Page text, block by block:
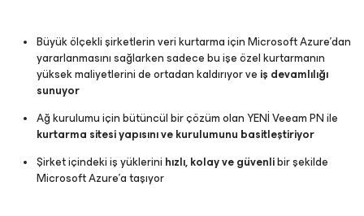
Büyük ölçekli şirketlerin veri kurtarma için Microsoft Azure’dan
yararlanmasını sağlarken sadece bu işe özel kurtarmanın
yüksek maliyetlerini de ortadan kaldırıyor ve iş devamlılığı
sunuyor
Ağ kurulumu için bütüncül bir çözüm olan YENİ Veeam PN ile
kurtarma sitesi yapısını ve kurulumunu basitleştiriyor
Şirket içindeki iş yüklerini hızlı, kolay ve güvenlibir şekilde
Microsoft Azure’a taşıyor